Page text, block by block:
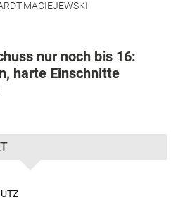
MACIEJEWSKI
nur noch bis 16:
harte Einschnitte